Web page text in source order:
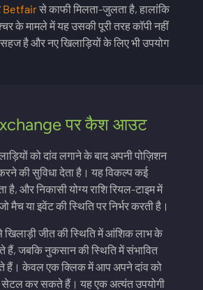
Betfairसे काफी मिलता-जुलता है, हालांकि
के मामले में यह उसकी पूरी तरह कॉपी नहीं
है और नए खिलाड़ियों के लिए भी उपयोग
पर कैश आउट
को दांव लगाने के बाद अपनी पोज़िशन
की सुविधा देता है। यह विकल्प कई
है, और निकासी योग्य राशि रियल-टाइम में
मैच या इवेंट की स्थिति पर निर्भर करती है।
खिलाड़ी जीत की स्थिति में आंशिक लाभ के
हैं, जबकि नुकसान की स्थिति में संभावित
हैं। केवल एक क्लिक में आप अपने दांव को
सेटल कर सकते हैं। यह एक अत्यंत उपयोगी